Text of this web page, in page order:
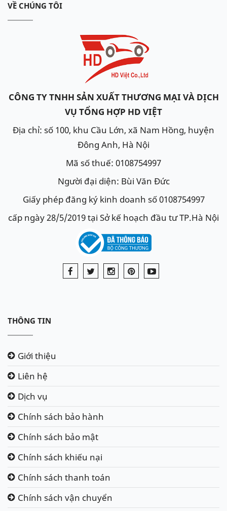
VỀ CHÚNG TÔI
CÔNG TY TNHH SẢN XUẤT THƯƠNG MẠI VÀ DỊCH
VỤ TỔNG HỢP HD VIỆT
Địa chỉ: số 100, khu Cầu Lớn, xã Nam Hồng, huyện
Đông Anh, Hà Nội
Mã số thuế: 0108754997
Người đại diện: Bùi Văn Đức
Giấy phép đăng ký kinh doanh số 0108754997
cấp ngày 28/5/2019 tại Sở kế hoạch đầu tư TP.Hà Nội
THÔNG TIN
Giới thiệu
Liên hệ
Dịch vụ
Chính sách bảo hành
Chính sách bảo mật
Chính sách khiếu nại
Chính sách thanh toán
Chính sách vận chuyển